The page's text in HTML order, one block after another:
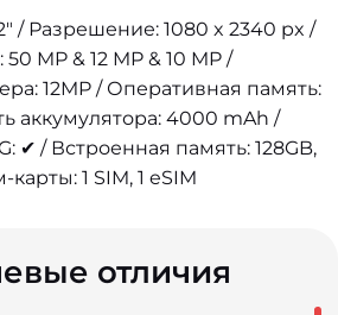
/ Разрешение: 1080 x 2340 px /
MP & 12 MP & 10 MP /
12MP / Оперативная память:
аккумулятора: 4000 mAh /
✔ / Встроенная память: 128GB,
карты: 1 SIM, 1 eSIM
отличия